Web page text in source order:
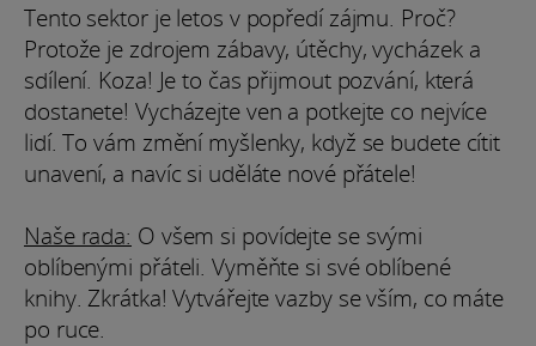
Tento sektor je letos v popředí zájmu. Proč?
Protože je zdrojem zábavy, útěchy, vycházek a
sdílení. Koza! Je to čas přijmout pozvání, která
dostanete! Vycházejte ven a potkejte co nejvíce
lidí. To vám změní myšlenky, když se budete cítit
unavení, a navíc si uděláte nové přátele!
Naše rada: O všem si povídejte se svými
oblíbenými přáteli. Vyměňte si své oblíbené
knihy. Zkrátka! Vytvářejte vazby se vším, co máte
po ruce.